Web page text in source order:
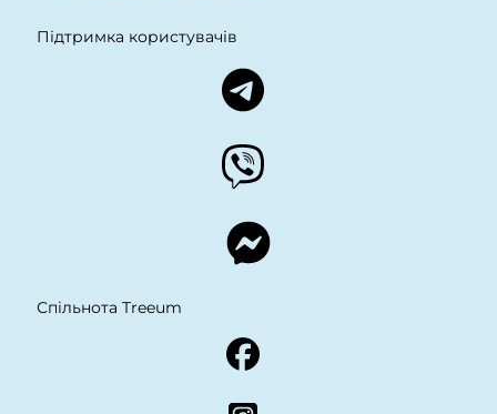
Підтримка користувачів
Спільнота Treeum